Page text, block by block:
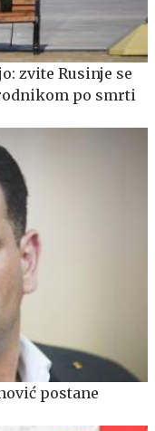
zvite Rusinje se
po smrti
postane